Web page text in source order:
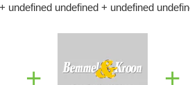
+ undefined undefined + undefined
+ +